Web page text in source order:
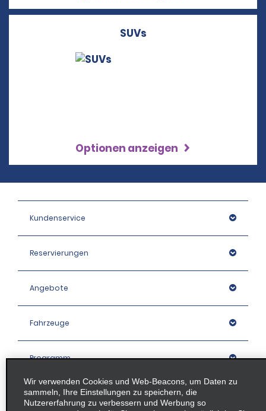
SUVs
Optionen anzeigen
Kundenservice
Reservierungen
Angebote
Fahrzeuge
Programm
Unternehmen
Wir verwenden Cookies und Web-Beacons, um Daten zu
sammeln, Ihre Einstellungen zu speichern, die
Nutzererfahrung zu verbessern und Werbung so